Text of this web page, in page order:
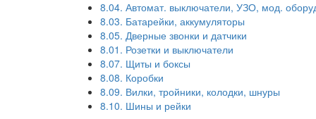
8.04. Автомат. выключатели, УЗО, мод.
8.03. Батарейки, аккумуляторы
8.05. Дверные звонки и датчики
8.01. Розетки и выключатели
8.07. Щиты и боксы
8.08. Коробки
8.09. Вилки, тройники, колодки, шнуры
8.10. Шины и рейки